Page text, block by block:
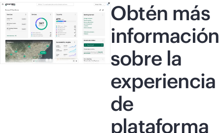
Obtén más
información
sobre la
experiencia
de
plataforma